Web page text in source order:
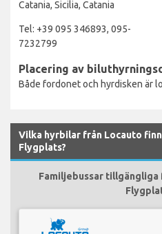
Catania, Sicilia, Catania
Tel: +39 095 346893, 095-
7232799
Placering av
Både fordonet och hyrdisken är
Vilka hyrbilar från Locauto
Flygplats?
Familjebussar tillgängliga